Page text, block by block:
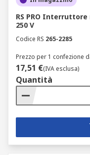
RS PRO Interruttore
250 V
Codice RS 265-2285
Prezzo per 1 confezione
17,51 €(IVA esclusa)
Quantità